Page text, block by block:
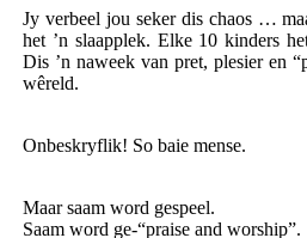
Jy verbeel jou seker dis chaos …
het ’n slaapplek. Elke 10 kinders
Dis ’n naweek van pret, plesier en
wêreld.
Onbeskryflik! So baie mense.
Maar saam word gespeel.
Saam word ge-“praise and worship”.